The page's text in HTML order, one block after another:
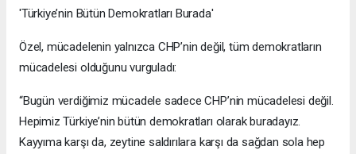
'Türkiye’nin Bütün Demokratları Burada'
Özel, mücadelenin yalnızca CHP’nin değil, tüm demokratların
mücadelesi olduğunu vurguladı:
“Bugün verdiğimiz mücadele sadece CHP’nin mücadelesi değil.
Hepimiz Türkiye’nin bütün demokratları olarak buradayız.
Kayyıma karşı da, zeytine saldırılara karşı da sağdan sola hep